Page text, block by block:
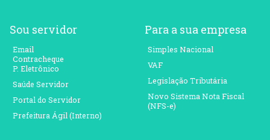
Sou servidor
Email
Contracheque
P. Eletrônico
Saúde Servidor
Portal do Servidor
Prefeitura Ágil (Interno)
Para a sua empresa
Simples Nacional
VAF
Legislação Tributária
Novo Sistema Nota Fiscal
(NFS-e)